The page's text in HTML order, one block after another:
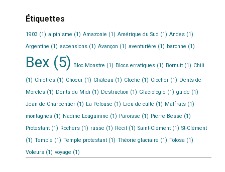
Étiquettes
1903 (1) alpinisme (1) Amazonie (1) Amérique du Sud (1) Andes(1)
Argentine (1) ascensions(1) Avançon (1) aventurière (1) baronne (1)
Bex (5) Bloc Monstre (1) Blocs erratiques(1) Bornuit(1) Chili
(1) Chiètres(1) Choeur(1) Château (1) Cloche (1) Clocher(1) Dents-de-
Morcles(1) Dents-du-Midi (1) Destruction (1) Glaciologie (1) guide (1)
Jean de Charpentier(1) La Pelouse (1) Lieu de culte (1) Malfrats(1)
montagnes(1) Nadine Louguinine (1) Paroisse (1) Pierre Besse (1)
Protestant(1) Rochers(1) russe (1) Récit(1) Saint-Clément(1) St-Clément
(1) Temple (1) Temple protestant(1) Théorie glaciaire (1) Tolosa (1)
Voleurs(1) voyage (1)